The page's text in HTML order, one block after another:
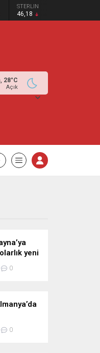
STERLIN
46,18
28°C
Açık
yeni
0
0